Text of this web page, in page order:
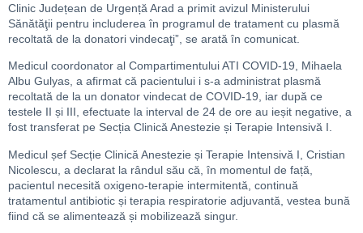
Clinic Județean de Urgență Arad a primit avizul Ministerului
Sănătăţii pentru includerea în programul de tratament cu plasmă
recoltată de la donatori vindecaţi”, se arată în comunicat.
Medicul coordonator al Compartimentului ATI COVID-19, Mihaela
Albu Gulyas, a afirmat că pacientului i s-a administrat plasmă
recoltată de la un donator vindecat de COVID-19, iar după ce
testele II și III, efectuate la interval de 24 de ore au ieșit negative, a
fost transferat pe Secția Clinică Anestezie și Terapie Intensivă I.
Medicul șef Secție Clinică Anestezie și Terapie Intensivă I, Cristian
Nicolescu, a declarat la rândul său că, în momentul de față,
pacientul necesită oxigeno-terapie intermitentă, continuă
tratamentul antibiotic și terapia respiratorie adjuvantă, vestea bună
fiind că se alimentează și mobilizează singur.